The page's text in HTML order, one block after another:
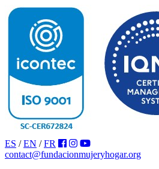
ES / EN / FR
contact@fundacionmujeryhogar.org